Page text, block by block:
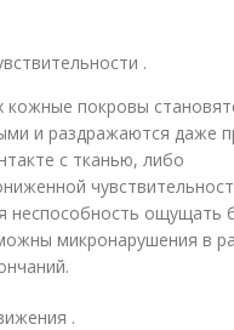
.
кожные покровы
и раздражаются даже
с тканью, либо
неспособность ощущать
микронарушения в
.